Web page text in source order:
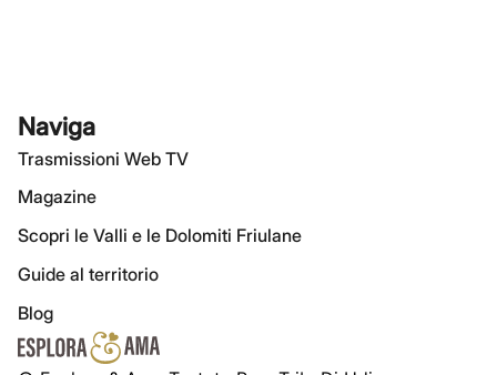
Naviga
Trasmissioni Web TV
Magazine
Scopri le Valli e le Dolomiti Friulane
Guide al territorio
Blog